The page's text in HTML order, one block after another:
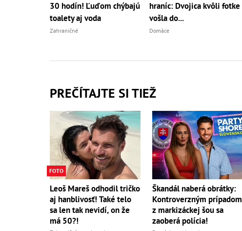
30 hodín! Ľuďom chýbajú
toalety aj voda
Zahraničné
hraníc: Dvojica kvôli fotke
vošla do...
Domáce
PREČÍTAJTE SI TIEŽ
FOTO
Leoš Mareš odhodil tričko
aj hanblivosť! Také telo
sa len tak nevidí, on že
má 50?!
Škandál naberá obrátky:
Kontroverzným prípadom
z markizáckej šou sa
zaoberá polícia!